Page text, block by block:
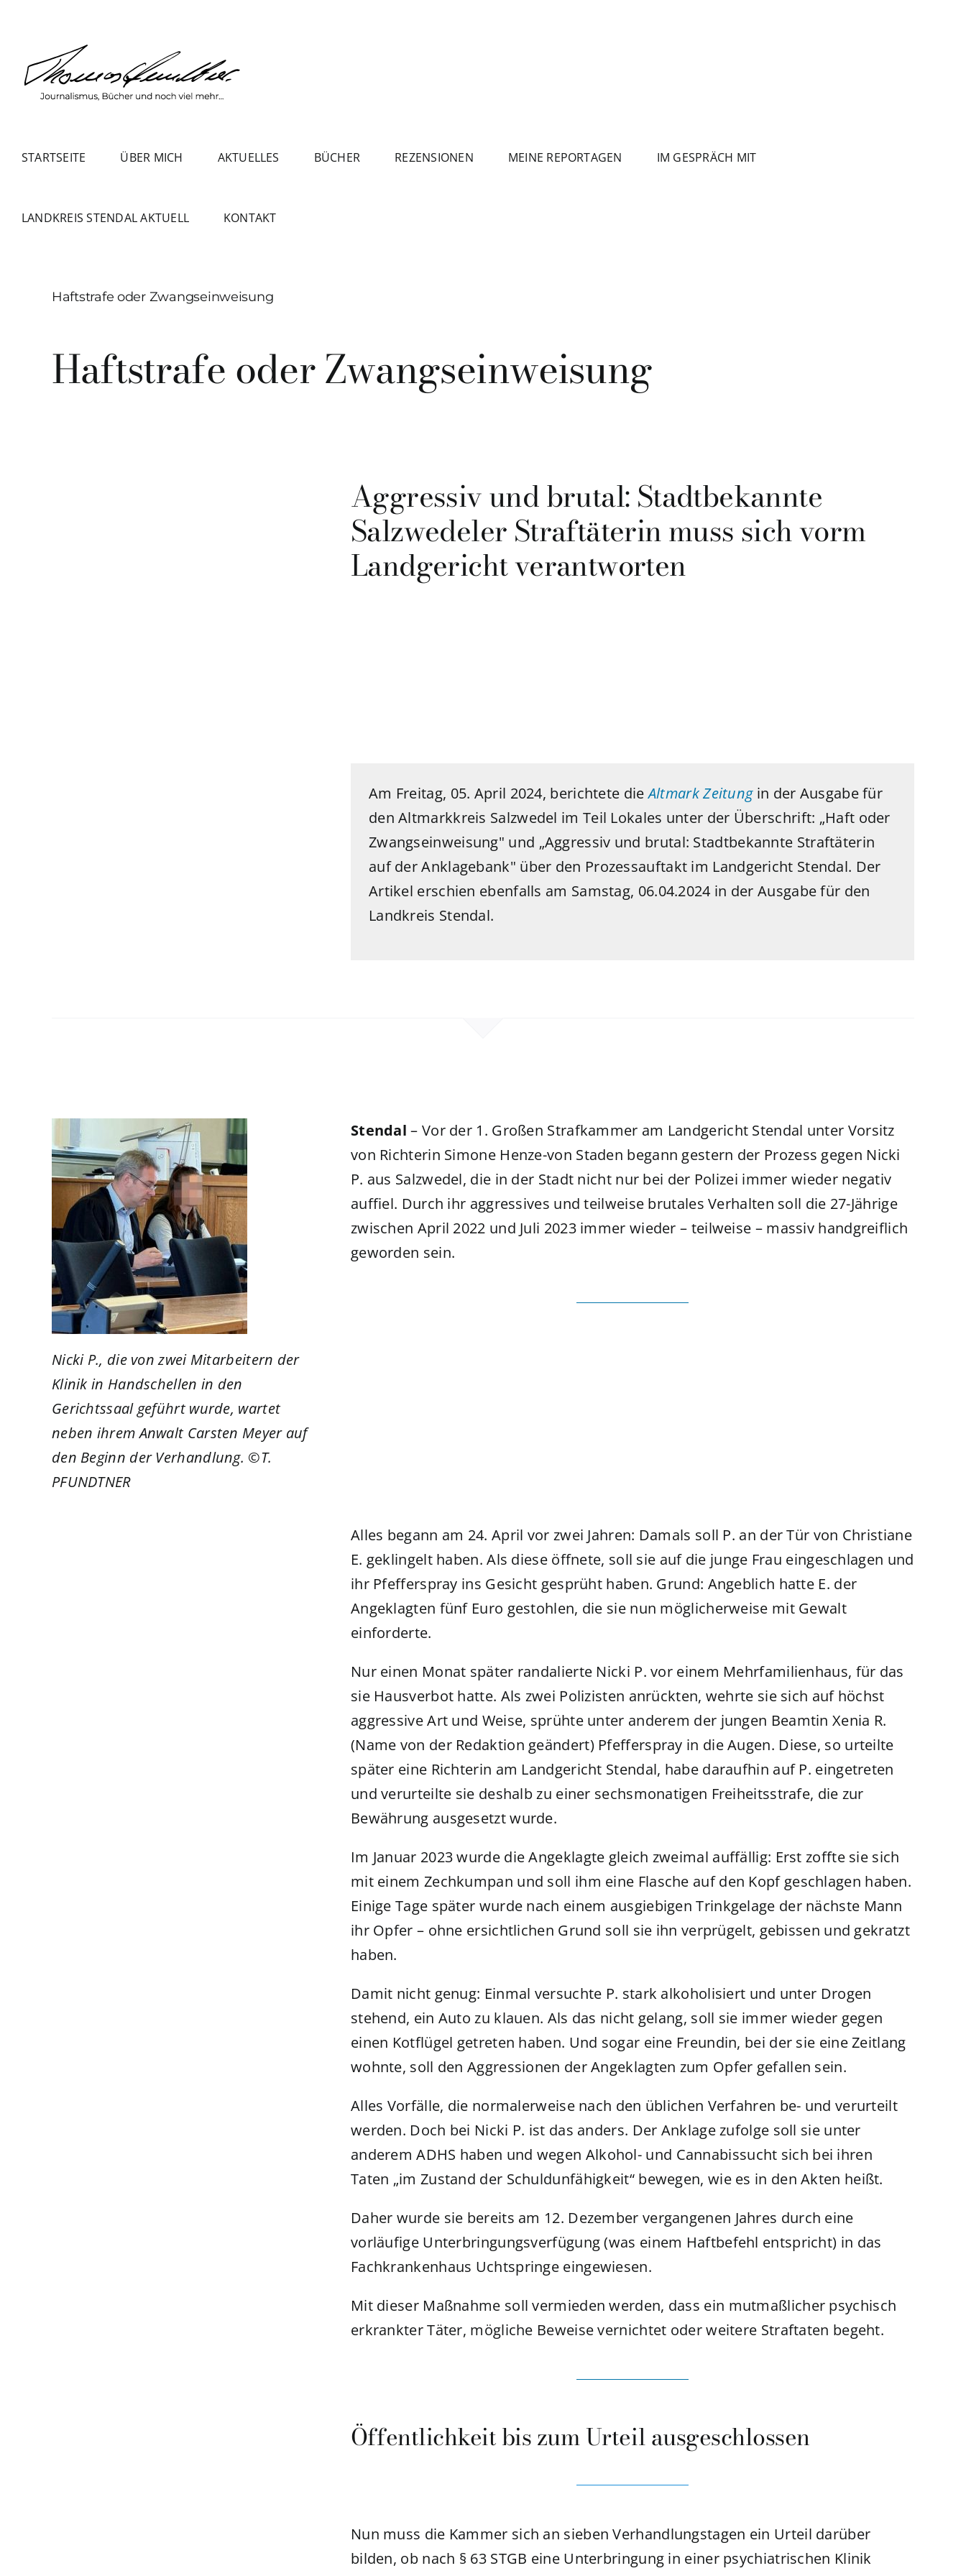
springen
STARTSEITE ÜBER MICH AKTUELLES BÜCHER REZENSIONEN MEINE REPORTAGEN IM GESPRÄCH MIT
LANDKREIS STENDAL AKTUELL KONTAKT
Haftstrafe oder Zwangseinweisung
Haftstrafe oder Zwangseinweisung
Aggressiv und brutal: Stadtbekannte
Salzwedeler Straftäterin muss sich vorm
Landgericht verantworten
Am Freitag, 05. April 2024, berichtete dieAltmark Zeitung in der Ausgabe für
denAltmarkkreis Salzwedel im Teil Lokales unter der Überschrift: „Haft oder
Zwangseinweisung" und „Aggressiv und brutal: Stadtbekannte Straftäterin
auf der Anklagebank" über den Prozessauftakt im Landgericht Stendal. Der
Artikel erschien ebenfalls am Samstag, 06.04.2024 in der Ausgabe für den
Landkreis Stendal.
Nicki P., die von zwei Mitarbeitern der
Klinik in Handschellen in den
Gerichtssaal geführt wurde, wartet
neben ihrem Anwalt Carsten Meyer auf
den Beginn der Verhandlung. ©T.
PFUNDTNER
Stendal– Vor der 1. Großen Strafkammer am Landgericht Stendal unter Vorsitz
von Richterin Simone Henze-von Staden begann gestern der Prozess gegen Nicki
P. aus Salzwedel, die in der Stadt nicht nur bei der Polizei immer wieder negativ
auffiel. Durch ihr aggressives und teilweise brutales Verhalten soll die 27-Jährige
zwischen April 2022 und Juli 2023 immer wieder – teilweise – massiv handgreiflich
geworden sein.
Alles begann am 24. April vor zwei Jahren: Damals soll P. an der Tür von Christiane
E. geklingelt haben. Als diese öffnete, soll sie auf die junge Frau eingeschlagen und
ihr Pfefferspray ins Gesicht gesprüht haben. Grund: Angeblich hatte E. der
Angeklagten fünf Euro gestohlen, die sie nun möglicherweise mit Gewalt
einforderte.
Nur einen Monat später randalierte Nicki P. vor einem Mehrfamilienhaus, für das
sie Hausverbot hatte. Als zwei Polizisten anrückten, wehrte sie sich auf höchst
aggressive Art und Weise, sprühte unter anderem der jungen Beamtin Xenia R.
(Name von der Redaktion geändert) Pfefferspray in die Augen. Diese, so urteilte
später eine Richterin am Landgericht Stendal, habe daraufhin auf P. eingetreten
und verurteilte sie deshalb zu einer sechsmonatigen Freiheitsstrafe, die zur
Bewährung ausgesetzt wurde.
Im Januar 2023 wurde die Angeklagte gleich zweimal auffällig: Erst zoffte sie sich
mit einem Zechkumpan und soll ihm eine Flasche auf den Kopf geschlagen haben.
Einige Tage später wurde nach einem ausgiebigen Trinkgelage der nächste Mann
ihr Opfer – ohne ersichtlichen Grund soll sie ihn verprügelt, gebissen und gekratzt
haben.
Damit nicht genug: Einmal versuchte P. stark alkoholisiert und unter Drogen
stehend, ein Auto zu klauen. Als das nicht gelang, soll sie immer wieder gegen
einen Kotflügel getreten haben. Und sogar eine Freundin, bei der sie eine Zeitlang
wohnte, soll den Aggressionen der Angeklagten zum Opfer gefallen sein.
Alles Vorfälle, die normalerweise nach den üblichen Verfahren be- und verurteilt
werden. Doch bei Nicki P. ist das anders. Der Anklage zufolge soll sie unter
anderem ADHS haben und wegen Alkohol- und Cannabissucht sich bei ihren
Taten „im Zustand der Schuldunfähigkeit“ bewegen, wie es in den Akten heißt.
Daher wurde sie bereits am 12. Dezember vergangenen Jahres durch eine
vorläufige Unterbringungsverfügung (was einem Haftbefehl entspricht) in das
Fachkrankenhaus Uchtspringe eingewiesen.
Mit dieser Maßnahme soll vermieden werden, dass ein mutmaßlicher psychisch
erkrankter Täter, mögliche Beweise vernichtet oder weitere Straftaten begeht.
Öffentlichkeit bis zum Urteil ausgeschlossen
Nun muss die Kammer sich an sieben Verhandlungstagen ein Urteil darüber
bilden, ob nach § 63 STGB eine Unterbringung in einer psychiatrischen Klinik